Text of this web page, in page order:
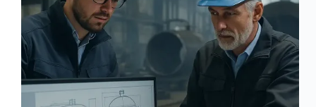
и
выбор
производителя